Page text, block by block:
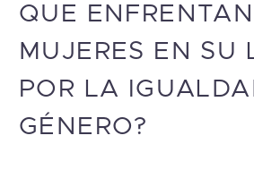
QUE
MUJERES EN SU
POR LA
GÉNERO?